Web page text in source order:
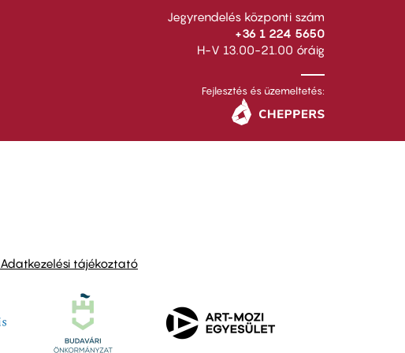
Jegyrendelés központi szám
+36 1 224 5650
H-V 13.00-21.00 óráig
Fejlesztés és üzemeltetés:
Adatkezelési tájékoztató